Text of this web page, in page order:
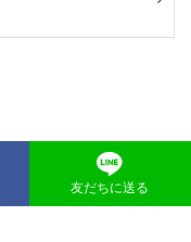
友だちに送る